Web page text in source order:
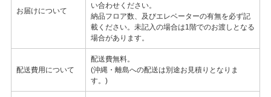
お届けについて
い合わせください。
納品フロア数、及びエレベーターの有無を必ず記
載ください。未記入の場合は1階でのお渡しとなる
場合があります。
配送費用について
配送費無料。
(沖縄・離島への配送は別途お見積りとなりま
す。)